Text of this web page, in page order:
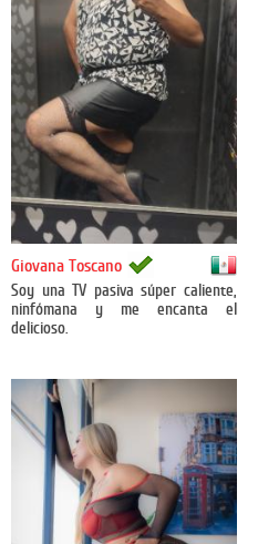
México
Giovana Toscano
Soy una TV pasiva súper caliente,
ninfómana y me encanta el
delicioso.